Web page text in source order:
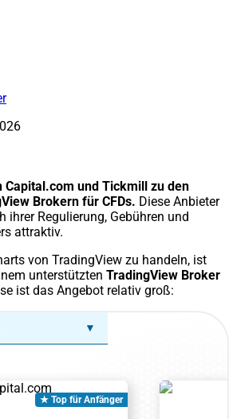
und Tickmill zu den
Brokern für CFDs. Diese Anbieter
ihrer Regulierung, Gebühren und
attraktiv.
von TradingView zu handeln, ist
unterstützten TradingView Broker
ist das Angebot relativ groß:
▼
★ Top für Anfänger